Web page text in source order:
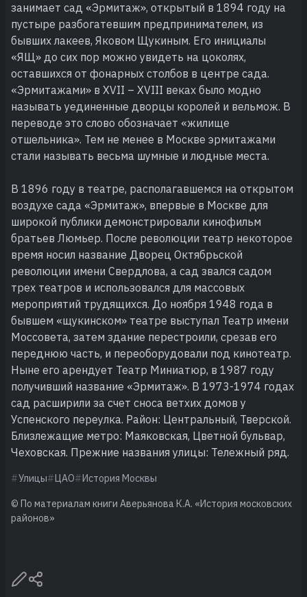
занимает сад «Эрмитаж», открытый в 1894 году на
пустыре разбогатевшим предпринимателем, из
бывших лакеев, Яковом Щукиным. Его инициалы
«ЯЩ» до сих пор можно увидеть на цоколях,
оставшихся от фонарных столбов в центре сада.
«Эрмитажами» в XVII – XVIII веках было модно
называть уединенные дворцы королей и вельмож. В
переводе это слово обозначает «жилище
отшельника». Тем не менее в Москве эрмитажами
стали называть весьма шумные и людные места.
В 1896 году в театре, располагавшемся на открытом
воздухе сада «Эрмитаж», впервые в Москве для
широкой публики демонстрировали кинофильм
братьев Люмьер. После революции театр некоторое
время носил название Дворец Октябрьской
революции имени Свердлова, а сад звался садом
трех театров и использовался для массовых
мероприятий трудящихся. До ноября 1948 года в
бывшем «щукинском» театре выступал Театр имени
Моссовета, затем здание перестроили, срезав его
переднюю часть, и переоборудовали под кинотеатр.
Ныне его арендует Театр Миниатюр, в 1987 году
получивший название «Эрмитаж». В 1973-1974 годах
сад расширили за счет сноса ветхих домов у
Успенского переулка. Район: Центральный, Тверской.
Близлежащие метро: Маяковская, Цветной бульвар,
Чеховская. Прежние названия улицы: Тележный ряд.
Улицы ЦАО История Москвы
© По материалам книги Аверьянова К.А. «История московских
районов»